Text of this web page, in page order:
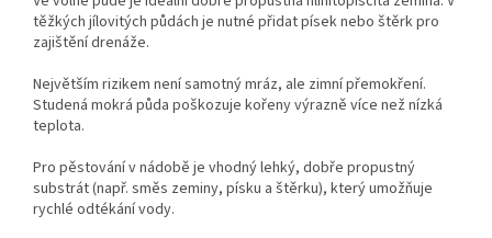
těžkých jílovitých půdách je nutné přidat písek nebo štěrk pro
zajištění drenáže.
Největším rizikem není samotný mráz, ale zimní přemokření.
Studená mokrá půda poškozuje kořeny výrazně více než nízká
teplota.
Pro pěstování v nádobě je vhodný lehký, dobře propustný
substrát (např. směs zeminy, písku a štěrku), který umožňuje
rychlé odtékání vody.